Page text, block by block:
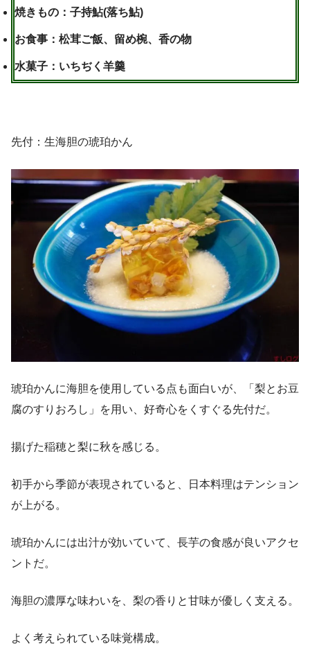
焼きもの：子持鮎(落ち鮎)
お食事：松茸ご飯、留め椀、香の物
水菓子：いちぢく羊羹
先付：生海胆の琥珀かん
琥珀かんに海胆を使用している点も面白いが、「梨とお豆
腐のすりおろし」を用い、好奇心をくすぐる先付だ。
揚げた稲穂と梨に秋を感じる。
初手から季節が表現されていると、日本料理はテンション
が上がる。
琥珀かんには出汁が効いていて、長芋の食感が良いアクセ
ントだ。
海胆の濃厚な味わいを、梨の香りと甘味が優しく支える。
よく考えられている味覚構成。